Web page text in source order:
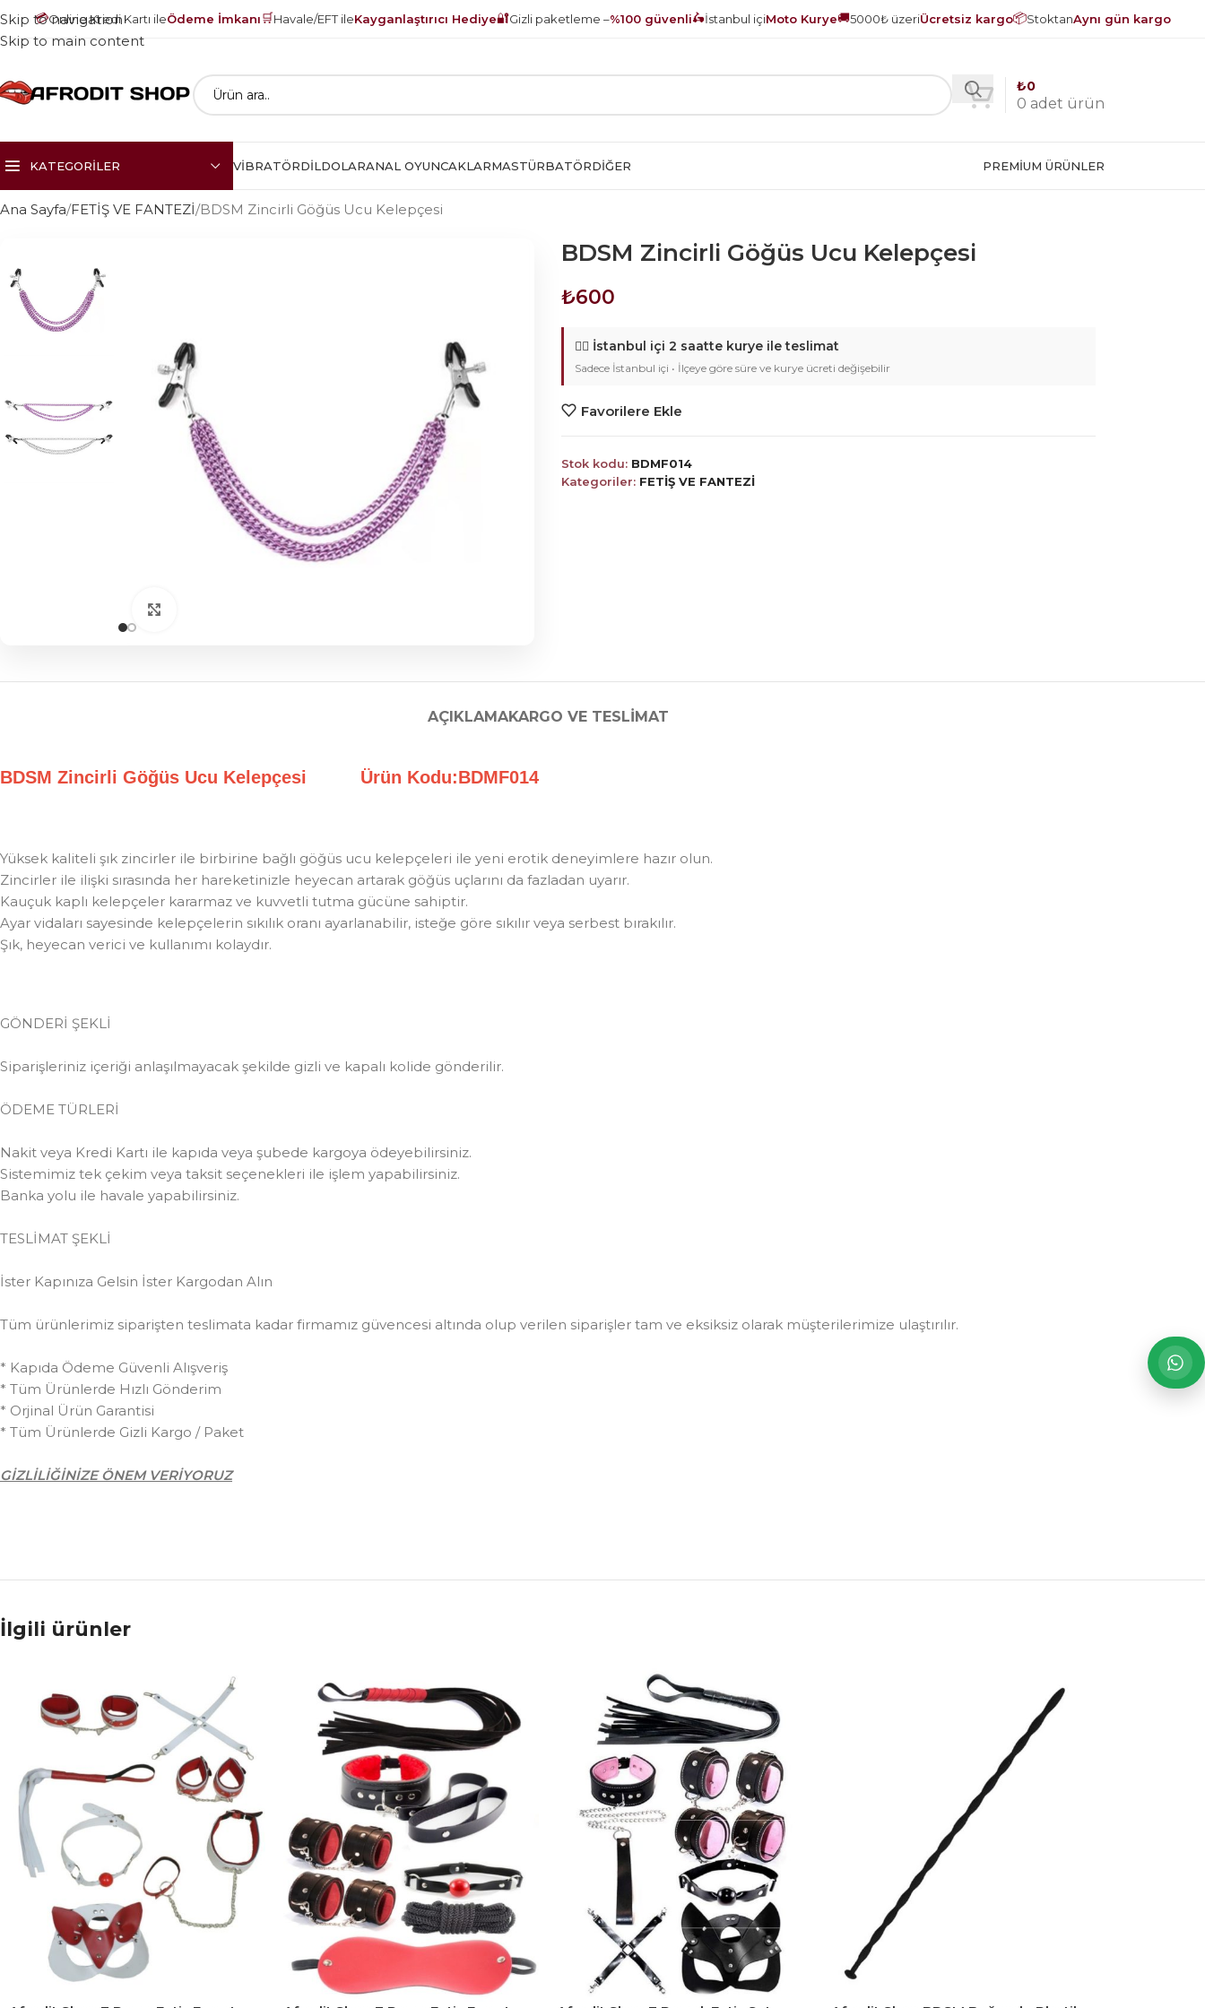
💳Online Kredi Kartı ileÖdeme İmkanı🛒Havale/EFT ileKayganlaştırıcı Hediye🔐Gizli paketleme –%100 güvenli🛵İstanbul içiMoto Kurye🚚5000₺ üzeriÜcretsiz kargo📦StoktanAynı gün kargo
Skip to navigation
Skip to main content
0 adet ürün
₺0
KATEGORILER VIBRATÖRDILDOLARANAL OYUNCAKLARMASTÜRBATÖRDIĞER PREMIUM ÜRÜNLER
Ana Sayfa FETİŞ VE FANTEZİ BDSM Zincirli Göğüs Ucu Kelepçesi
BDSM Zincirli Göğüs Ucu Kelepçesi
₺600
🚴‍♂️ İstanbul içi 2 saatte kurye ile teslimat
Sadece İstanbul içi • İlçeye göre süre ve kurye ücreti değişebilir
Favorilere Ekle
Stok kodu: BDMF014
Kategoriler: FETİŞ VE FANTEZİ
AÇIKLAMAKARGO VE TESLIMAT
BDSM Zincirli Göğüs Ucu Kelepçesi Ürün Kodu:BDMF014
Yüksek kaliteli şık zincirler ile birbirine bağlı göğüs ucu kelepçeleri ile yeni erotik deneyimlere hazır olun.
Zincirler ile ilişki sırasında her hareketinizle heyecan artarak göğüs uçlarını da fazladan uyarır.
Kauçuk kaplı kelepçeler kararmaz ve kuvvetli tutma gücüne sahiptir.
Ayar vidaları sayesinde kelepçelerin sıkılık oranı ayarlanabilir, isteğe göre sıkılır veya serbest bırakılır.
Şık, heyecan verici ve kullanımı kolaydır.
GÖNDERİ ŞEKLİ
Siparişleriniz içeriği anlaşılmayacak şekilde gizli ve kapalı kolide gönderilir.
ÖDEME TÜRLERİ
Nakit veya Kredi Kartı ile kapıda veya şubede kargoya ödeyebilirsiniz.
Sistemimiz tek çekim veya taksit seçenekleri ile işlem yapabilirsiniz.
Banka yolu ile havale yapabilirsiniz.
TESLİMAT ŞEKLİ
İster Kapınıza Gelsin İster Kargodan Alın
Tüm ürünlerimiz siparişten teslimata kadar firmamız güvencesi altında olup verilen siparişler tam ve eksiksiz olarak müşterilerimize ulaştırılır.
* Kapıda Ödeme Güvenli Alışveriş
* Tüm Ürünlerde Hızlı Gönderim
* Orjinal Ürün Garantisi
* Tüm Ürünlerde Gizli Kargo / Paket
GİZLİLİĞİNİZE ÖNEM VERİYORUZ
İlgili ürünler